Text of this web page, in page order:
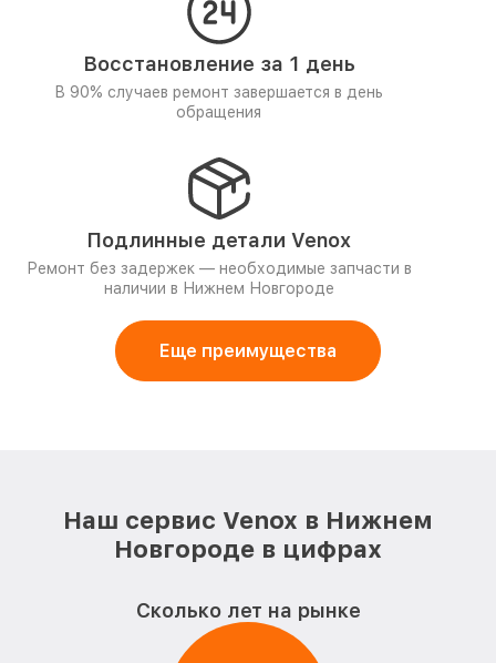
Восстановление за 1 день
В 90% случаев ремонт завершается в день
обращения
Подлинные детали Venox
Ремонт без задержек — необходимые запчасти в
наличии в Нижнем Новгороде
Еще преимущества
Наш сервис Venox в Нижнем
Новгороде в цифрах
Сколько лет на рынке